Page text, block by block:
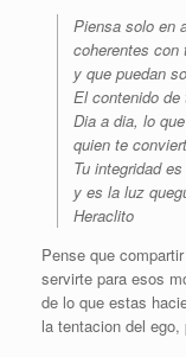
Piensa solo en
coherentes con
y que puedan
El contenido
Dia a dia, lo
quien te
Tu integridad
y es la luz
Heraclito
Pense que
servirte para esos
de lo que estas
la tentacion del